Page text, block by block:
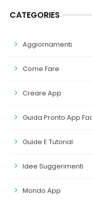
CATEGORIES
Aggiornamenti
Come Fare
Creare App
Guida Pronto App
Guide E Tutorial
Idee Suggerimenti
Mondo App